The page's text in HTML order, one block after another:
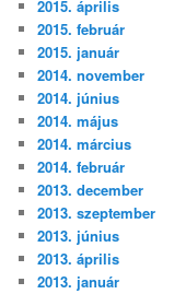
2015. április
2015. február
2015. január
2014. november
2014. június
2014. május
2014. március
2014. február
2013. december
2013. szeptember
2013. június
2013. április
2013. január